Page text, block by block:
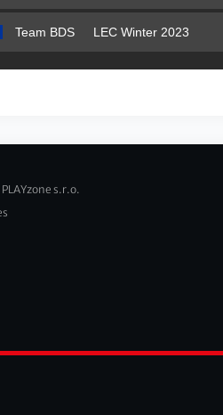
Team BDS LEC Winter 2023
s.r.o.